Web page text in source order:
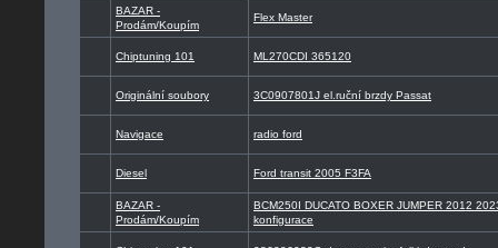
BAZAR -
Prodám/Koupím
Flex Master
Chiptuning 101 ML270CDI 365120
Originální soubory 3C0907801J el.ruční brzdy Passat
Navigace radio ford
Diesel Ford transit 2005 F3FA
BAZAR -
Prodám/Koupím
BCM250I DUCATO BOXER JUMPER 2012
konfigurace